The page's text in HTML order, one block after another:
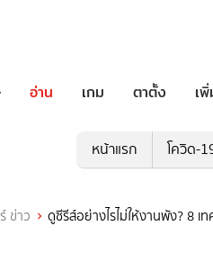
อ่าน เกม ตาตั้ง เ
หน้าแรก โควิด-
ข่าว ดูซีรีส์อย่างไรไม่ให้งานพัง? 8